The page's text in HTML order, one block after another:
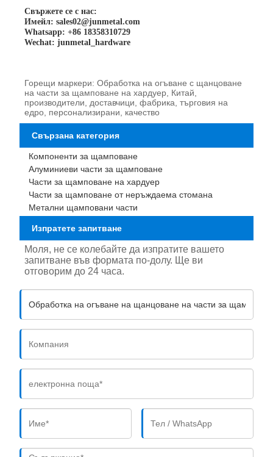
Свържете се с нас:
Имейл: sales02@junmetal.com
Whatsapp: +86 18358310729
Wechat: junmetal_hardware
Горещи маркери: Обработка на огъване с щанцоване
на части за щамповане на хардуер, Китай,
производители, доставчици, фабрика, търговия на
едро, персонализирани, качество
Свързана категория
Компоненти за щамповане
Алуминиеви части за щамповане
Части за щамповане на хардуер
Части за щамповане от неръждаема стомана
Метални щамповани части
Изпратете запитване
Моля, не се колебайте да изпратите вашето
запитване във формата по-долу. Ще ви
отговорим до 24 часа.